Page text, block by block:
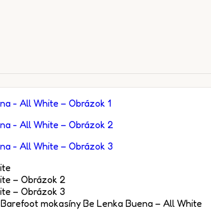
Barefoot mokasíny Be Lenka Buena – All White